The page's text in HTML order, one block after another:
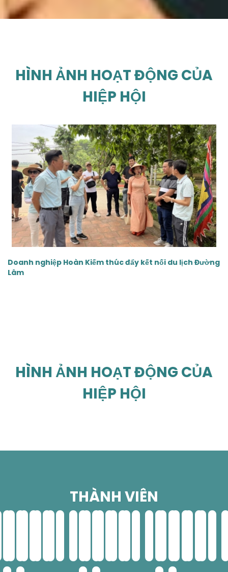
HÌNH ẢNH HOẠT ĐỘNG CỦA
HIỆP HỘI
Doanh nghiệp Hoàn Kiếm thúc đẩy kết nối du lịch Đường
Lâm
‹ ›
HÌNH ẢNH HOẠT ĐỘNG CỦA
HIỆP HỘI
THÀNH VIÊN